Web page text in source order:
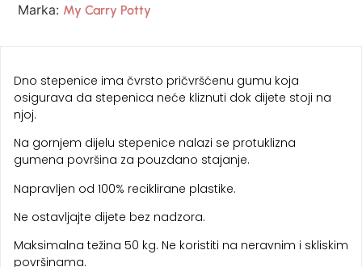
Marka: My Carry Potty
Dno stepenice ima čvrsto pričvršćenu gumu koja
osigurava da stepenica neće kliznuti dok dijete stoji na
njoj.
Na gornjem dijelu stepenice nalazi se protuklizna
gumena površina za pouzdano stajanje.
Napravljen od 100% reciklirane plastike.
Ne ostavljajte dijete bez nadzora.
Maksimalna težina 50 kg. Ne koristiti na neravnim i skliskim
površinama.